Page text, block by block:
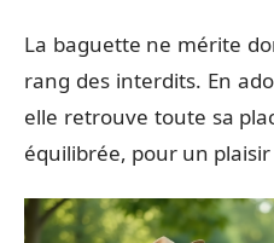
La baguette ne mérite
rang des interdits. En
elle retrouve toute sa
équilibrée, pour un